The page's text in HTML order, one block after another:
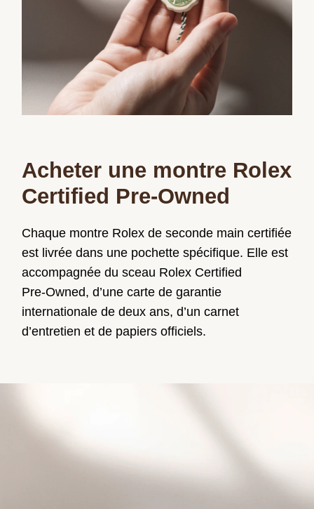
Acheter une montre Rolex
Certified Pre‑Owned
Chaque montre Rolex de seconde main certifiée
est livrée dans une pochette spécifique. Elle est
accompagnée du sceau Rolex Certified
Pre‑Owned, d’une carte de garantie
internationale de deux ans, d’un carnet
d’entretien et de papiers officiels.